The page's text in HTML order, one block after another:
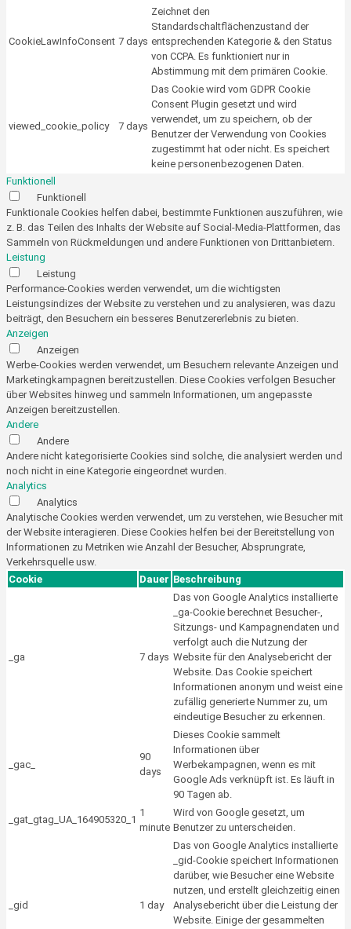
CookieLawInfoConsent 7 days
Zeichnet den
Standardschaltflächenzustand der
entsprechenden Kategorie & den Status
von CCPA. Es funktioniert nur in
Abstimmung mit dem primären Cookie.
viewed_cookie_policy 7 days
Das Cookie wird vom GDPR Cookie
Consent Plugin gesetzt und wird
verwendet, um zu speichern, ob der
Benutzer der Verwendung von Cookies
zugestimmt hat oder nicht. Es speichert
keine personenbezogenen Daten.
Funktionell
Funktionell
Funktionale Cookies helfen dabei, bestimmte Funktionen auszuführen, wie
z. B. das Teilen des Inhalts der Website auf Social-Media-Plattformen, das
Sammeln von Rückmeldungen und andere Funktionen von Drittanbietern.
Leistung
Leistung
Performance-Cookies werden verwendet, um die wichtigsten
Leistungsindizes der Website zu verstehen und zu analysieren, was dazu
beiträgt, den Besuchern ein besseres Benutzererlebnis zu bieten.
Anzeigen
Anzeigen
Werbe-Cookies werden verwendet, um Besuchern relevante Anzeigen und
Marketingkampagnen bereitzustellen. Diese Cookies verfolgen Besucher
über Websites hinweg und sammeln Informationen, um angepasste
Anzeigen bereitzustellen.
Andere
Andere
Andere nicht kategorisierte Cookies sind solche, die analysiert werden und
noch nicht in eine Kategorie eingeordnet wurden.
Analytics
Analytics
Analytische Cookies werden verwendet, um zu verstehen, wie Besucher mit
der Website interagieren. Diese Cookies helfen bei der Bereitstellung von
Informationen zu Metriken wie Anzahl der Besucher, Absprungrate,
Verkehrsquelle usw.
Cookie
Dauer Beschreibung
_ga 7 days
Das von Google Analytics installierte
_ga-Cookie berechnet Besucher-,
Sitzungs- und Kampagnendaten und
verfolgt auch die Nutzung der
Website für den Analysebericht der
Website. Das Cookie speichert
Informationen anonym und weist eine
zufällig generierte Nummer zu, um
eindeutige Besucher zu erkennen.
_gac_
90
days
Dieses Cookie sammelt
Informationen über
Werbekampagnen, wenn es mit
Google Ads verknüpft ist. Es läuft in
90 Tagen ab.
_gat_gtag_UA_164905320_1
1
minute
Wird von Google gesetzt, um
Benutzer zu unterscheiden.
_gid 1 day
Das von Google Analytics installierte
_gid-Cookie speichert Informationen
darüber, wie Besucher eine Website
nutzen, und erstellt gleichzeitig einen
Analysebericht über die Leistung der
Website. Einige der gesammelten